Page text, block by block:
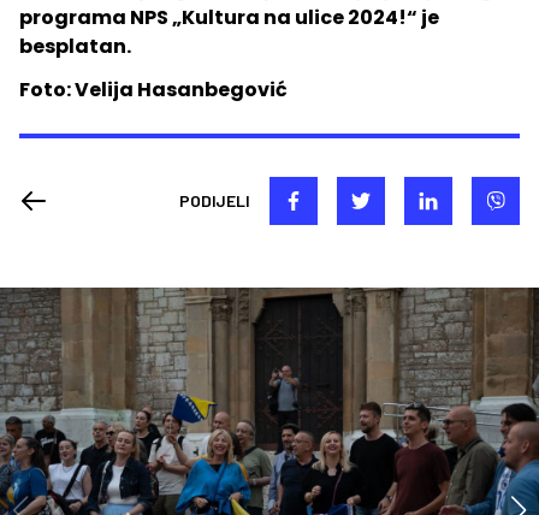
programa NPS „Kultura na ulice 2024!“ je
besplatan.
Foto: Velija Hasanbegović
PODIJELI